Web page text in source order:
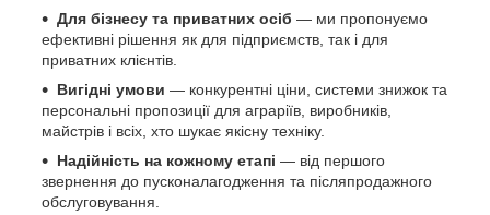
Для бізнесу та приватних осіб — ми пропонуємо
ефективні рішення як для підприємств, так і для
приватних клієнтів.
Вигідні умови — конкурентні ціни, системи знижок та
персональні пропозиції для аграріїв, виробників,
майстрів і всіх, хто шукає якісну техніку.
Надійність на кожному етапі — від першого
звернення до пусконалагодження та післяпродажного
обслуговування.